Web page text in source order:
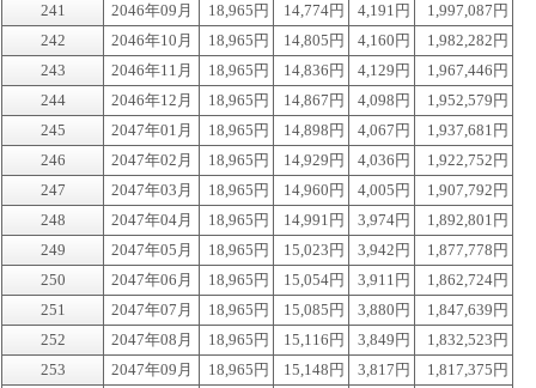
241 2046年09月 18,965円 14,774円 4,191円
1,997,087円
242
2046年10月 18,965円 14,805円 4,160円
1,982,282円
243
2046年11月 18,965円 14,836円 4,129円
1,967,446円
244
2046年12月 18,965円 14,867円 4,098円
1,952,579円
245
2047年01月 18,965円 14,898円 4,067円
1,937,681円
246
2047年02月 18,965円 14,929円 4,036円
1,922,752円
247
2047年03月 18,965円 14,960円 4,005円
1,907,792円
248
2047年04月 18,965円 14,991円 3,974円
1,892,801円
249
2047年05月 18,965円 15,023円 3,942円
1,877,778円
250
2047年06月 18,965円 15,054円 3,911円
1,862,724円
251
2047年07月 18,965円 15,085円 3,880円
1,847,639円
252
2047年08月 18,965円 15,116円 3,849円
1,832,523円
253
2047年09月 18,965円 15,148円 3,817円
1,817,375円